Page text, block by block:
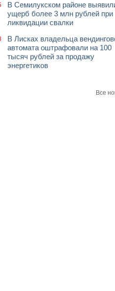
В Семилукском районе
ущерб более 3 млн рублей при
ликвидации свалки
В Лисках владельца
автомата оштрафовали на 100
тысяч рублей за продажу
энергетиков
Все